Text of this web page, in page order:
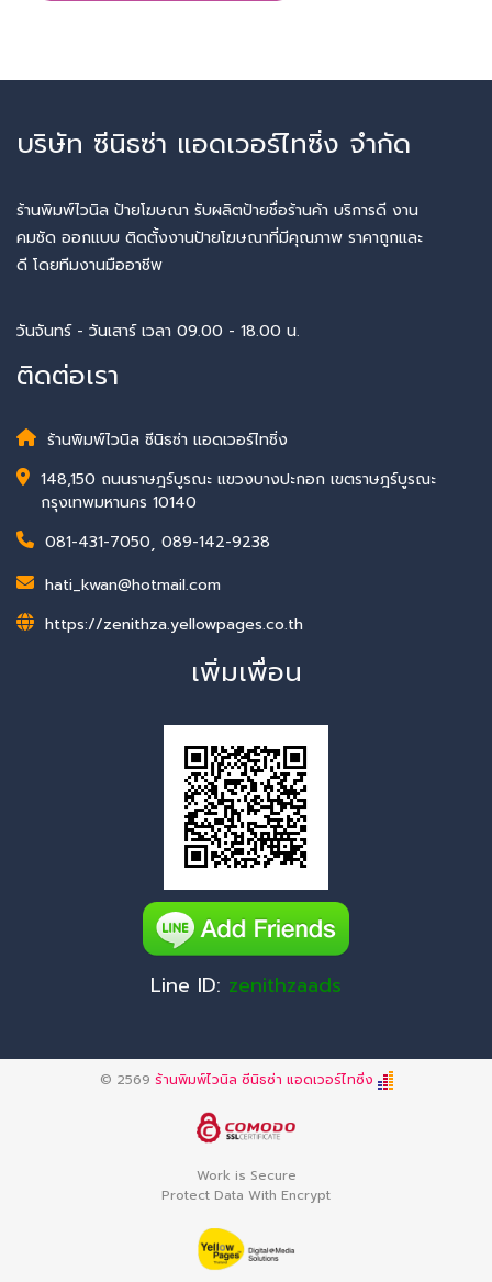
บริษัท ซีนิธซ่า แอดเวอร์ไทซิ่ง จำกัด
ร้านพิมพ์ไวนิล ป้ายโฆษณา รับผลิตป้ายชื่อร้านค้า บริการดี งาน
คมชัด ออกแบบ ติดตั้งงานป้ายโฆษณาที่มีคุณภาพ ราคาถูกและ
ดี โดยทีมงานมืออาชีพ
วันจันทร์ - วันเสาร์ เวลา 09.00 - 18.00 น.
ติดต่อเรา
ร้านพิมพ์ไวนิล ซีนิธซ่า แอดเวอร์ไทซิ่ง
148,150 ถนนราษฎร์บูรณะ แขวงบางปะกอก เขตราษฎร์บูรณะ
กรุงเทพมหานคร 10140
081-431-7050, 089-142-9238
hati_kwan@hotmail.com
https://zenithza.yellowpages.co.th
เพิ่มเพื่อน
Line ID: zenithzaads
© 2569 ร้านพิมพ์ไวนิล ซีนิธซ่า แอดเวอร์ไทซิ่ง
Work is Secure
Protect Data With Encrypt